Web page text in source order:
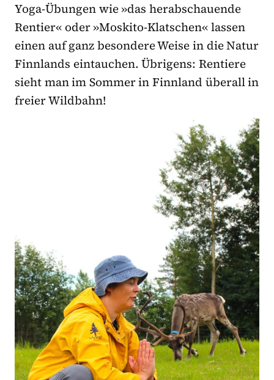
Yoga-Übungen wie »das herabschauende
Rentier« oder »Moskito-Klatschen« lassen
einen auf ganz besondere Weise in die Natur
Finnlands eintauchen. Übrigens: Rentiere
sieht man im Sommer in Finnland überall in
freier Wildbahn!